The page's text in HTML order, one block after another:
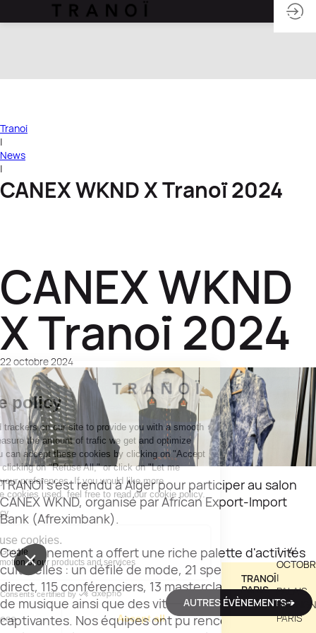
Tranoï
|
News
|
CANEX WKND X Tranoï 2024
CANEX WKND
X Tranoï 2024
22 octobre 2024
TRANOÏ s’est rendu à Alger pour participer au salon
CANEX WKND, organisé par African Export-Import
Bank (Afreximbank).
Cet événement a offert une riche palette d'activités
culturelles : un défilé de mode, 21 spectacles en
direct, 115 conférenciers, 13 masterclass, un concert
de musique ainsi que des vitrines gastronomiques
captivantes. Nos équipes ont pu rencontrer les 20
AUTRES ÉVÈNEMENTS➔
TRANOÏ
PARIS
1 - 4
|
PALAIS
PARIS